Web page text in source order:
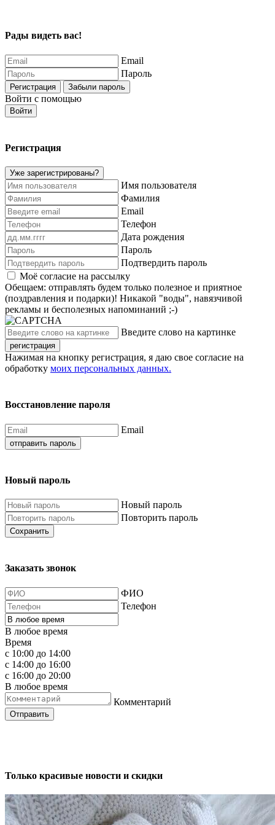
Рады видеть вас!
Email
Пароль
Регистрация Забыли пароль
Войти с помощью
Войти
Регистрация
Уже зарегистрированы?
Имя пользователя
Фамилия
Email
Телефон
Дата рождения
Пароль
Подтвердить пароль
Моё согласие на рассылку
Обещаем: отправлять будем только полезное и приятное
(поздравления и подарки)! Никакой "воды", навязчивой
рекламы и бесполезных напоминаний ;-)
Введите слово на картинке
регистрация
Нажимая на кнопку регистрация, я даю свое согласие на
обработку моих персональных данных.
Восстановление пароля
Email
отправить пароль
Новый пароль
Новый пароль
Повторить пароль
Сохранить
Заказать звонок
ФИО
Телефон
В любое время
Время
с 10:00 до 14:00
с 14:00 до 16:00
с 16:00 до 20:00
В любое время
Комментарий
Отправить
Только красивые новости и скидки